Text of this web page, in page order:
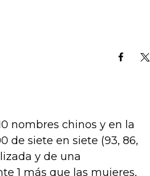
nombres chinos y en la
de siete en siete (93, 86,
y de una
1 más que las mujeres,